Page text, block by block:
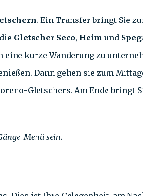
. Ein Transfer bringt Sie
Gletscher Seco, Heim und
kurze Wanderung zu
Dann gehen sie zum
Gletschers. Am Ende bringt
Menü sein.